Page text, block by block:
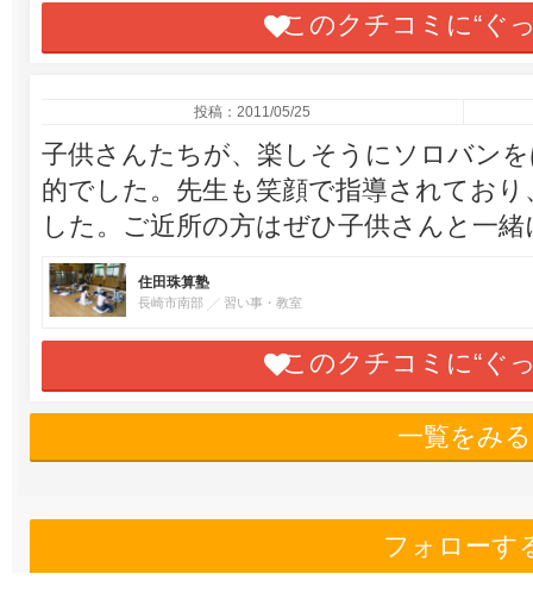
このクチコミに“ぐ
投稿：2011/05/25
子供さんたちが、楽しそうにソロバン
的でした。先生も笑顔で指導されてお
した。ご近所の方はぜひ子供さんと一
住田珠算塾
長崎市南部 習い事・教室
このクチコミに“ぐ
一覧をみる
フォローす